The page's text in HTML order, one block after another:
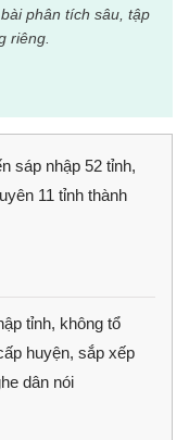
phân tích sâu, tập
riêng.
sáp nhập 52 tỉnh,
11 tỉnh thành
tỉnh, không tổ
huyện, sắp xếp
dân nói